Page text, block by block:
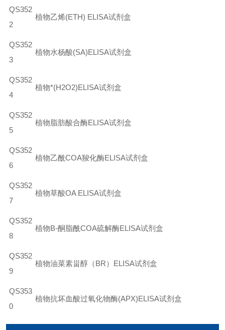
QS352
2
植物乙烯(ETH) ELISA试剂盒
QS352
3
植物水杨酸(SA)ELISA试剂盒
QS352
4
植物*(H2O2)ELISA试剂盒
QS352
5
植物脂肪酸合酶ELISA试剂盒
QS352
6
植物乙酰COA羧化酶ELISA试剂盒
QS352
7
植物草酸OA ELISA试剂盒
QS352
8
植物B-酮脂酰COA硫解酶ELISA试剂盒
QS352
9
植物油菜素甾醇（BR） ELISA试剂盒
QS353
0
植物抗坏血酸过氧化物酶(APX)ELISA试剂盒